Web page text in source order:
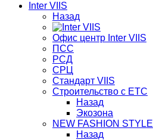
Inter VIIS
Назад
Офис центр Inter VIIS
ПСС
РСД
СРЦ
Стандарт VIIS
Строительство с ЕТС
Назад
Экозона
NEW FASHION STYLE
Назад